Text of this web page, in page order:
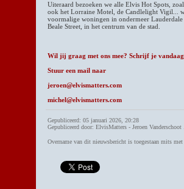
Uiteraard bezoeken we alle Elvis Hot Spots,
ook het Lorraine Motel, de Candlelight Vigil...
voormalige woningen in ondermeer
Beale Street, in het centrum van de stad.
Wil jij graag met ons mee? Schrijf je
Stuur een mail naar
jeroen@elvismatters.com
michel@elvismatters.com
Gepubliceerd: 05 januari 2026, 20:28
Gepubliceerd door: ElvisMatters - Jeroen Vanderschoot
Overname van dit nieuwsbericht is toegestaan mits